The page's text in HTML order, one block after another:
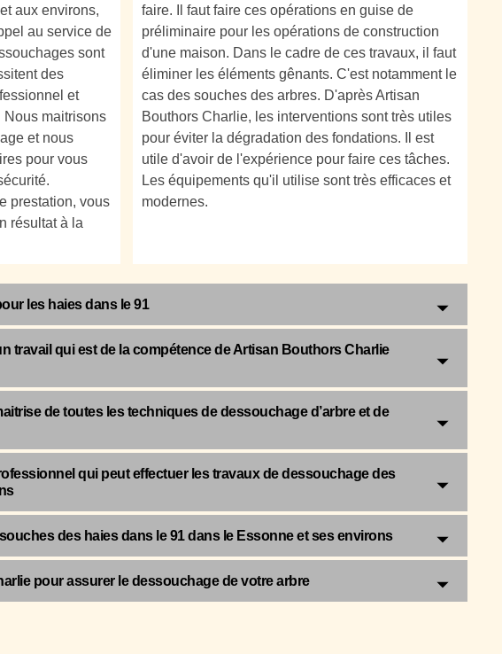
aux environs,
au service de
sont
des
et
Nous maitrisons
et nous
pour vous
prestation, vous
résultat à la
faire. Il faut faire ces opérations en guise de
préliminaire pour les opérations de construction
d'une maison. Dans le cadre de ces travaux, il faut
éliminer les éléments gênants. C'est notamment le
cas des souches des arbres. D'après Artisan
Bouthors Charlie, les interventions sont très utiles
pour éviter la dégradation des fondations. Il est
utile d'avoir de l'expérience pour faire ces tâches.
Les équipements qu'il utilise sont très efficaces et
modernes.
les haies dans le 91
travail qui est de la compétence de Artisan Bouthors Charlie
de toutes les techniques de dessouchage d’arbre et de
qui peut effectuer les travaux de dessouchage des
des haies dans le 91 dans le Essonne et ses environs
pour assurer le dessouchage de votre arbre